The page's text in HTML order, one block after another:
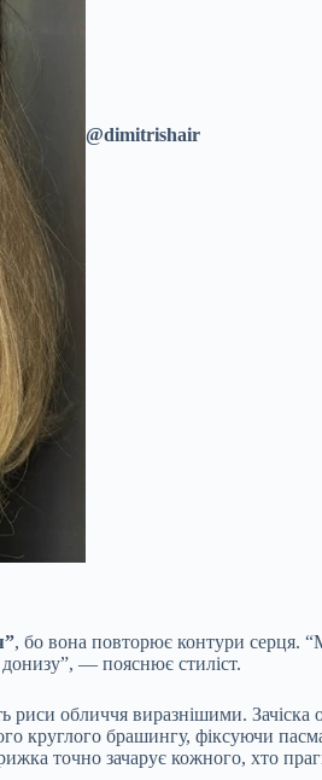
@dimitrishair
, бо вона повторює контури серця.
донизу”, — пояснює стиліст.
риси обличчя виразнішими.
круглого брашингу, фіксуючи
точно зачарує кожного, хто